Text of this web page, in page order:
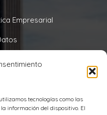
tecnologías como las
información del dispositivo. El
Empresarial
el Trabajo
la Seguridad